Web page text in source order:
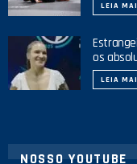
LEIA
os
LEIA
NOSSO YOUTUBE